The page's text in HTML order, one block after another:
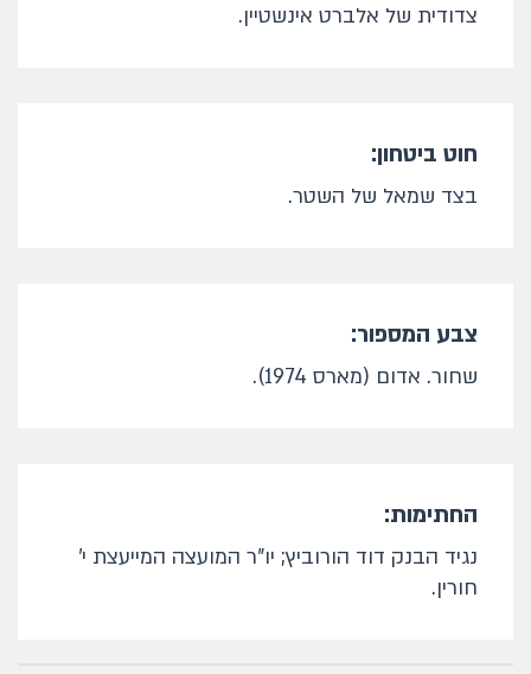
צדודית של אלברט אינשטיין.
חוט ביטחון:
בצד שמאל של השטר.
צבע המספור:
שחור. אדום (מארס 1974).
החתימות:
נגיד הבנק דוד הורוביץ; יו"ר המועצה המייעצת י'
חורין.